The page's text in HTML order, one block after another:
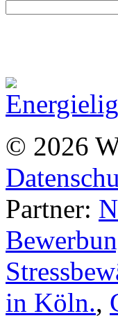
© 2026
Partner:
in Köln.,